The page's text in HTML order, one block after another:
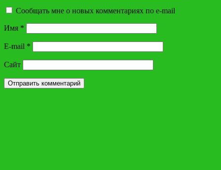
Сообщать мне о новых комментариях по e-mail
Имя *
E-mail *
Сайт